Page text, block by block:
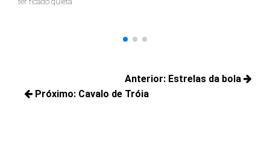
de
Anterior: Estrelas da bola
Próximo: Cavalo de Tróia